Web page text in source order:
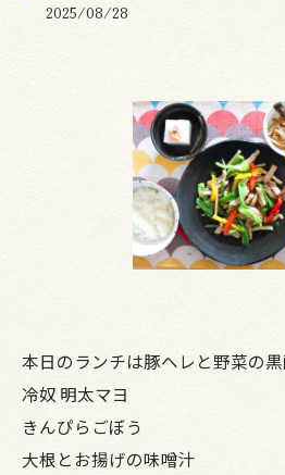
2025/08/28
本日のランチは豚ヘレと野菜の黒
冷奴 明太マヨ
きんぴらごぼう
大根とお揚げの味噌汁